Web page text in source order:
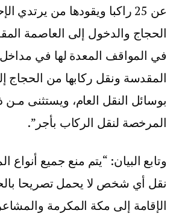
عن 25 راكبا ويقودها من يرتدي
الحجاج والدخول إلى العاصمة
في المواقف المعدة لها في
المقدسة ونقل ركابها من الحجاج
بوسائل النقل العام، ويستثنى
المرخصة لنقل الركاب بأجر”.
وتابع البيان: “يتم منع جميع أنواع
نقل أي شخص لا يحمل تصريحا
الإقامة إلى مكة المكرمة